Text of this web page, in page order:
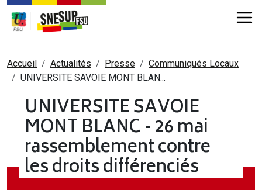
Aller au contenu principal
Fil d'Ariane
Accueil Actualités Presse
Communiqués Locaux
UNIVERSITE SAVOIE MONT BLAN...
UNIVERSITE SAVOIE
MONT BLANC - 26 mai
rassemblement contre
les droits différenciés